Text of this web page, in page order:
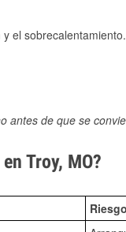
el sobrecalentamiento.
antes de que se
Troy, MO?